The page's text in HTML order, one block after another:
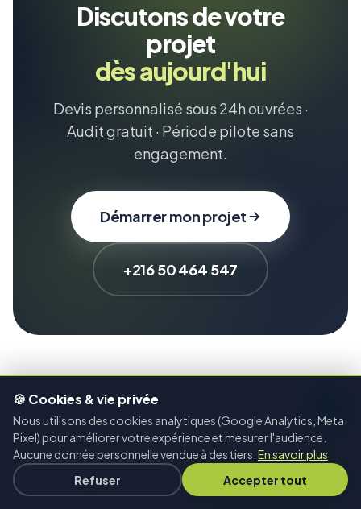
Discutons de votre
projet
dès aujourd'hui
Devis personnalisé sous 24h ouvrées ·
Audit gratuit · Période pilote sans
engagement.
Démarrer mon projet
+216 50 464 547
SERVICES COMPLÉMENTAIRES
Vous pourriez aussiêtre
Appeler Devis gratuit
🍪 Cookies & vie privée
Nous utilisons des cookies analytiques (Google Analytics, Meta
Pixel) pour améliorer votre expérience et mesurer l'audience.
Aucune donnée personnelle vendue à des tiers. En savoir plus
Refuser
Accepter tout